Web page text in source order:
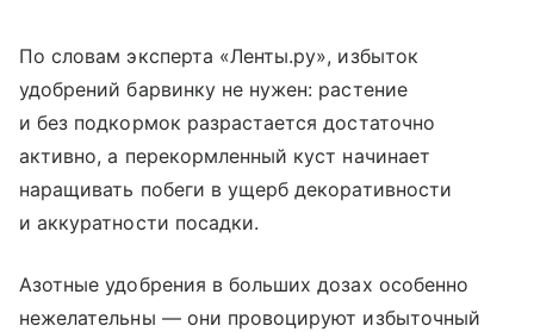
По словам эксперта «Ленты.ру», избыток
удобрений барвинку не нужен: растение
и без подкормок разрастается достаточно
активно, а перекормленный куст начинает
наращивать побеги в ущерб декоративности
и аккуратности посадки.
Азотные удобрения в больших дозах особенно
нежелательны — они провоцируют избыточный